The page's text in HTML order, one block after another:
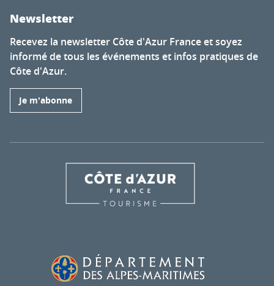
Newsletter
Recevez la newsletter Côte d'Azur France et soyez
informé de tous les événements et infos pratiques de
Côte d'Azur.
Je m'abonne